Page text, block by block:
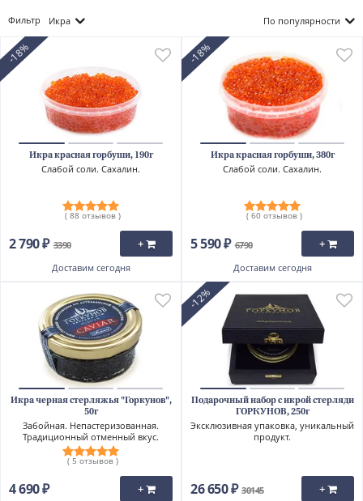
Фильтр Икра По популярности
-18%
Икра красная горбуши, 190г
Слабой соли. Сахалин.
( 88 отзывов )
2 790 ₽ 3390 +
Доставим сегодня
-18%
Икра красная горбуши, 380г
Слабой соли. Сахалин.
( 60 отзывов )
5 590 ₽ 6790 +
Доставим сегодня
Икра черная стерляжья "Горкунов",
50г
Забойная. Непастеризованная.
Традиционный отменный вкус.
( 5 отзывов )
4 690 ₽ +
-12%
Подарочный набор с икрой стерляди
ГОРКУНОВ, 250г
Эксклюзивная упаковка, уникальный
продукт.
26 650 ₽ 30145 +